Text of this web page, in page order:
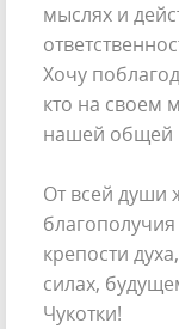
мыслях и
Хочу
кто на своем
нашей общей
От всей души
крепости
силах,
Чукотки!